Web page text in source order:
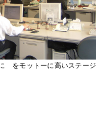
をモットーに高いステージ